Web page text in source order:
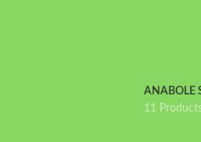
ANABOLE
11